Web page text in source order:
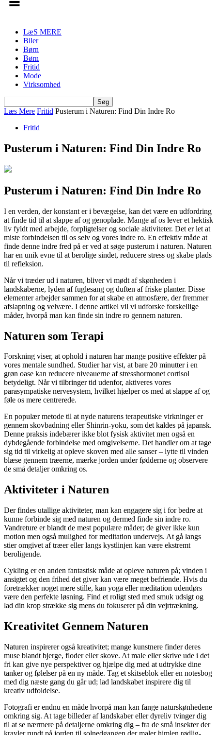
LæS MERE
Biler
Børn
Børn
Fritid
Mode
Virksomhed
Læs Mere Fritid Pusterum i Naturen: Find Din Indre Ro
Fritid
Pusterum i Naturen: Find Din Indre Ro
Pusterum i Naturen: Find Din Indre Ro
I en verden, der konstant er i bevægelse, kan det være en udfordring
at finde tid til at slappe af og genoplade. Mange af os lever et hektisk
liv fyldt med arbejde, forpligtelser og sociale aktiviteter. Det er let at
miste forbindelsen til os selv og vores indre ro. En effektiv måde at
finde denne indre fred på er ved at søge pusterum i naturen. Naturen
har en unik evne til at berolige sindet, reducere stress og skabe plads
til refleksion.
Når vi træder ud i naturen, bliver vi mødt af skønheden i
landskaberne, lyden af fuglesang og duften af friske planter. Disse
elementer arbejder sammen for at skabe en atmosfære, der fremmer
afslapning og velvære. I denne artikel vil vi udforske forskellige
måder, hvorpå man kan finde sin indre ro gennem naturen.
Naturen som Terapi
Forskning viser, at ophold i naturen har mange positive effekter på
vores mentale sundhed. Studier har vist, at bare 20 minutter i en
grøn oase kan reducere niveauerne af stresshormonet cortisol
betydeligt. Når vi tilbringer tid udenfor, aktiveres vores
parasympatiske nervesystem, hvilket hjælper os med at slappe af og
føle os mere centrerede.
En populær metode til at nyde naturens terapeutiske virkninger er
gennem skovbadning eller Shinrin-yoku, som det kaldes på japansk.
Denne praksis indebærer ikke blot fysisk aktivitet men også en
dybdegående forbindelse med omgivelserne. Det handler om at tage
sig tid til virkelig at opleve skoven med alle sanser – lytte til vinden
blæse gennem træerne, mærke jorden under fødderne og observere
de små detaljer omkring os.
Aktiviteter i Naturen
Der findes utallige aktiviteter, man kan engagere sig i for bedre at
kunne forbinde sig med naturen og dermed finde sin indre ro.
Vandreture er blandt de mest populære måder; de giver ikke kun
motion men også mulighed for meditation undervejs. At gå langs
stier omgivet af træer eller langs kystlinjen kan være ekstremt
beroligende.
Cykling er en anden fantastisk måde at opleve naturen på; vinden i
ansigtet og den frihed det giver kan være meget befriende. Hvis du
foretrækker noget mere stille, kan yoga eller meditation udendørs
være den perfekte løsning. Find et roligt sted med smuk udsigt og
lad din krop strække sig mens du fokuserer på din vejrtrækning.
Kreativitet Gennem Naturen
Naturen inspirerer også kreativitet; mange kunstnere finder deres
muse blandt bjerge, floder eller skove. At male eller skrive ude i det
fri kan give nye perspektiver og hjælpe dig med at udtrykke dine
tanker og følelser på en ny måde. Tag et skitseblok eller en notesbog
med dig næste gang du går ud; lad landskabet inspirere dig til
kreativ udfoldelse.
Fotografi er endnu en måde hvorpå man kan fange naturskønhedene
omkring sig. At tage billeder af landskaber eller dyreliv tvinger dig
til at se nærmere på detaljerne omkring dig – fra de små insekter der
kravler rundt på jorden til solnedgangen der maler himlen rødlig-